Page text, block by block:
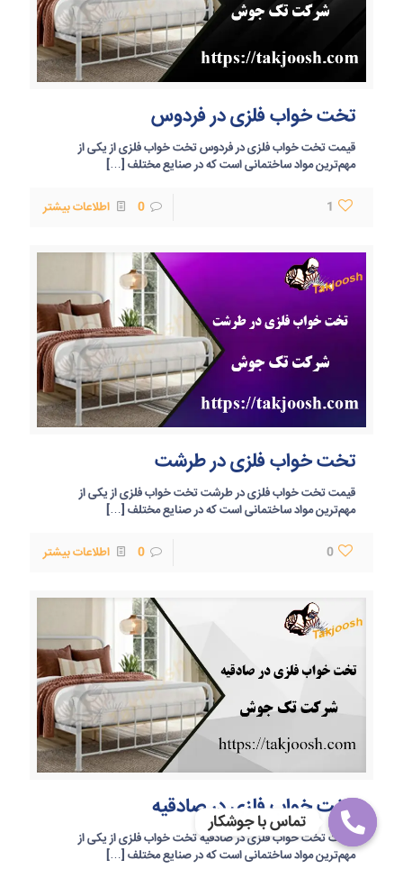
تخت خواب فلزی در فردوس
قیمت تخت خواب فلزی در فردوس تخت خواب فلزی از یکی از
مهم‌ترین مواد ساختمانی است که در صنایع مختلف […]
1
0 اطلاعات بیشتر
تخت خواب فلزی در طرشت
قیمت تخت خواب فلزی در طرشت تخت خواب فلزی از یکی از
مهم‌ترین مواد ساختمانی است که در صنایع مختلف […]
0
0 اطلاعات بیشتر
تخت خواب فلزی در صادقیه
قیمت تخت خواب فلزی در صادقیه تخت خواب فلزی از یکی از
مهم‌ترین مواد ساختمانی است که در صنایع مختلف […]
تماس با جوشکار
Open